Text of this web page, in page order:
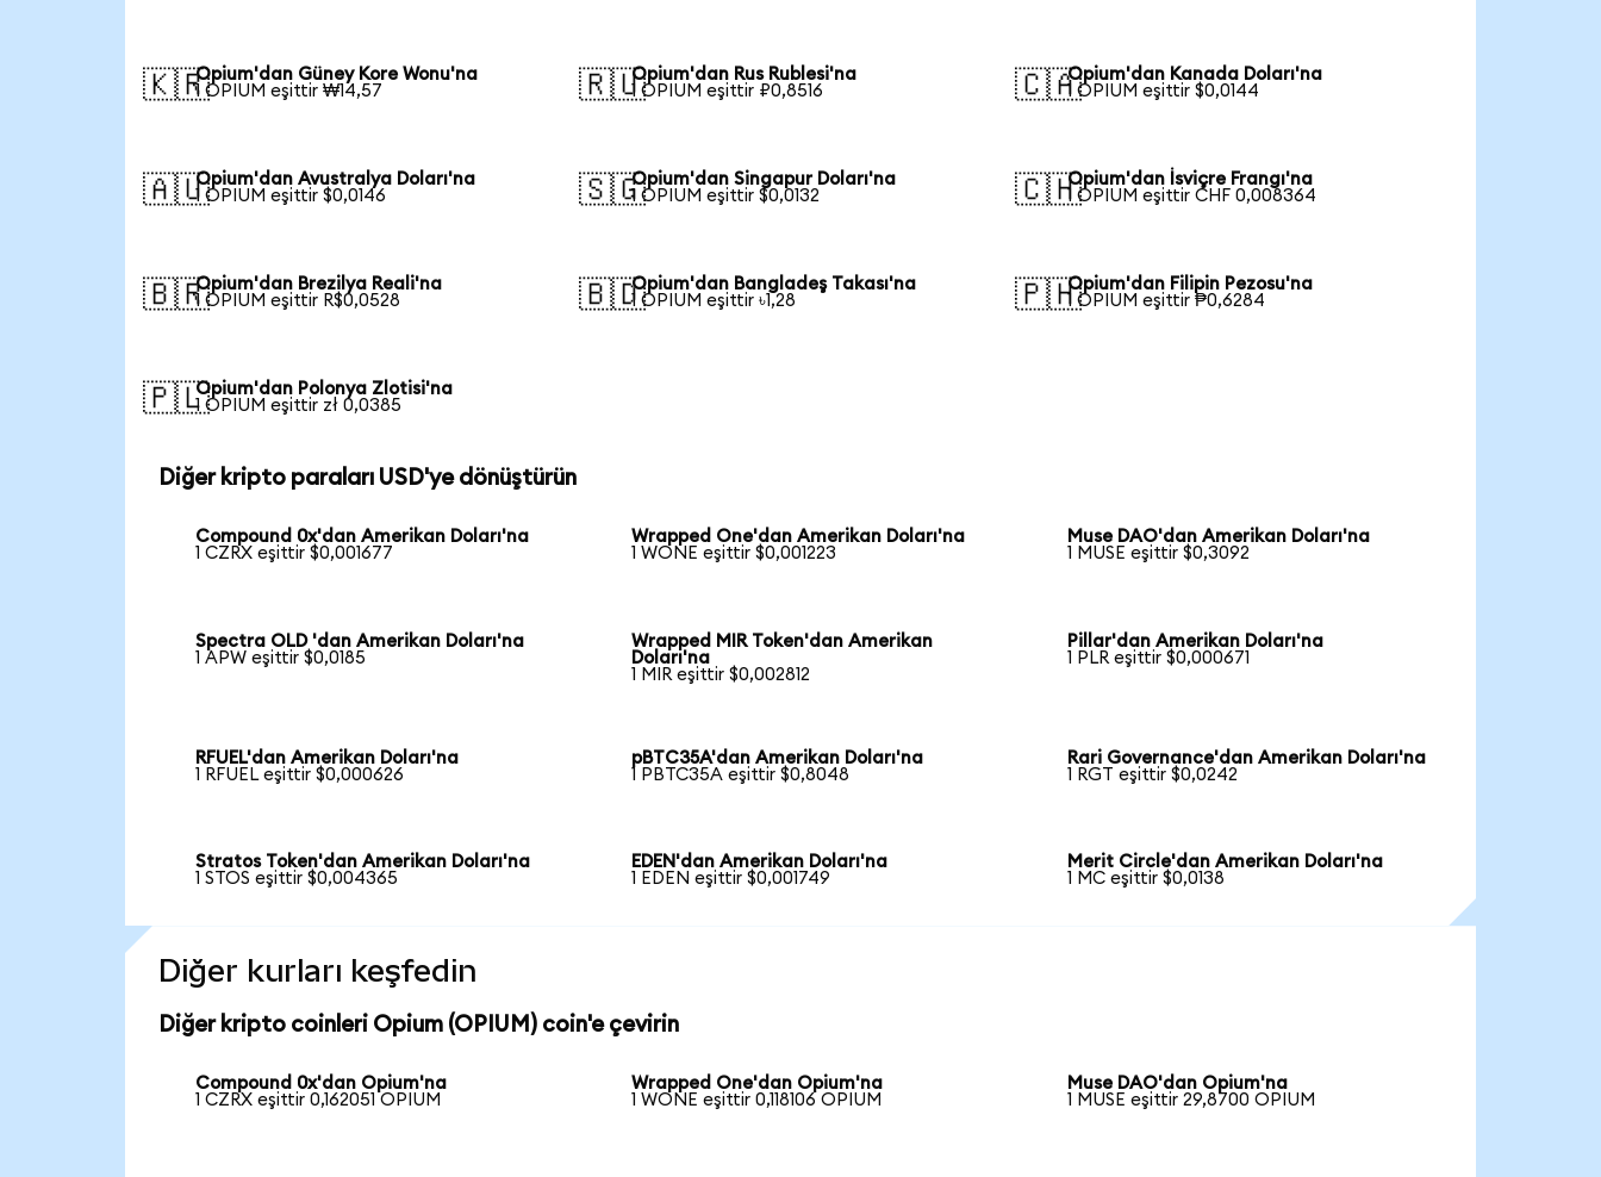
🇰🇷Opium'dan Güney Kore Wonu'na
1 OPIUM eşittir ₩14,57
🇷🇺Opium'dan Rus Rublesi'na
1 OPIUM eşittir ₽0,8516
🇨🇦Opium'dan Kanada Doları'na
1 OPIUM eşittir $0,0144
🇦🇺Opium'dan Avustralya Doları'na
1 OPIUM eşittir $0,0146
🇸🇬Opium'dan Singapur Doları'na
1 OPIUM eşittir $0,0132
🇨🇭Opium'dan İsviçre Frangı'na
1 OPIUM eşittir CHF 0,008364
🇧🇷Opium'dan Brezilya Reali'na
1 OPIUM eşittir R$0,0528
🇧🇩Opium'dan Bangladeş Takası'na
1 OPIUM eşittir ৳1,28
🇵🇭Opium'dan Filipin Pezosu'na
1 OPIUM eşittir ₱0,6284
🇵🇱Opium'dan Polonya Zlotisi'na
1 OPIUM eşittir zł 0,0385
Diğer kripto paraları USD'ye dönüştürün
Compound 0x'dan Amerikan Doları'na
1 CZRX eşittir $0,001677
Wrapped One'dan Amerikan Doları'na
1 WONE eşittir $0,001223
Muse DAO'dan Amerikan Doları'na
1 MUSE eşittir $0,3092
Spectra OLD 'dan Amerikan Doları'na
1 APW eşittir $0,0185
Wrapped MIR Token'dan Amerikan
Doları'na
1 MIR eşittir $0,002812
Pillar'dan Amerikan Doları'na
1 PLR eşittir $0,000671
RFUEL'dan Amerikan Doları'na
1 RFUEL eşittir $0,000626
pBTC35A'dan Amerikan Doları'na
1 PBTC35A eşittir $0,8048
Rari Governance'dan Amerikan Doları'na
1 RGT eşittir $0,0242
Stratos Token'dan Amerikan Doları'na
1 STOS eşittir $0,004365
EDEN'dan Amerikan Doları'na
1 EDEN eşittir $0,001749
Merit Circle'dan Amerikan Doları'na
1 MC eşittir $0,0138
Diğer kurları keşfedin
Diğer kripto coinleri Opium (OPIUM) coin'e çevirin
Compound 0x'dan Opium'na
1 CZRX eşittir 0,162051 OPIUM
Wrapped One'dan Opium'na
1 WONE eşittir 0,118106 OPIUM
Muse DAO'dan Opium'na
1 MUSE eşittir 29,8700 OPIUM